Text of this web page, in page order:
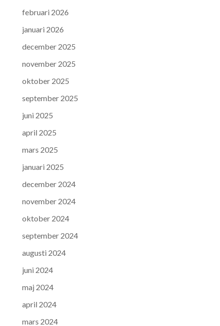
februari 2026
januari 2026
december 2025
november 2025
oktober 2025
september 2025
juni 2025
april 2025
mars 2025
januari 2025
december 2024
november 2024
oktober 2024
september 2024
augusti 2024
juni 2024
maj 2024
april 2024
mars 2024